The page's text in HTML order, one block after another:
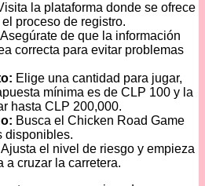
la plataforma donde se ofrece
proceso de registro.
Asegúrate de que la información
correcta para evitar problemas
Elige una cantidad para jugar,
mínima es de CLP 100 y la
hasta CLP 200,000.
Busca el Chicken Road Game
disponibles.
Ajusta el nivel de riesgo y empieza
a cruzar la carretera.